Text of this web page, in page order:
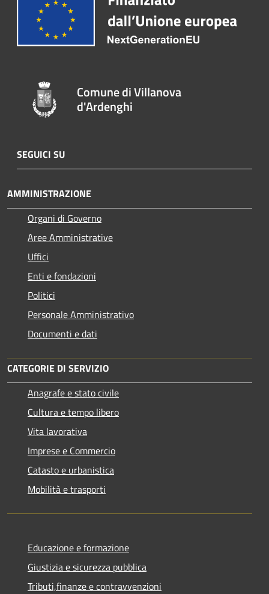
Comune di Villanova
d'Ardenghi
SEGUICI SU
AMMINISTRAZIONE
Organi di Governo
Aree Amministrative
Uffici
Enti e fondazioni
Politici
Personale Amministrativo
Documenti e dati
CATEGORIE DI SERVIZIO
Anagrafe e stato civile
Cultura e tempo libero
Vita lavorativa
Imprese e Commercio
Catasto e urbanistica
Mobilità e trasporti
Educazione e formazione
Giustizia e sicurezza pubblica
Tributi,finanze e contravvenzioni